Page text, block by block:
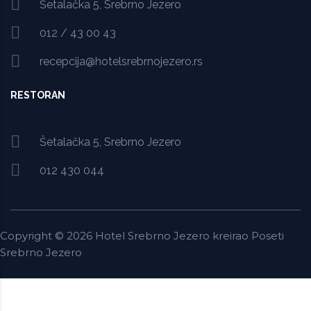
Šetalačka 5, Srebrno Jezero
012 / 43 00 43
recepcija@hotelsrebrnojezero.rs
RESTORAN
Šetalačka 5, Srebrno Jezero
012 430 044
Copyright © 2026 Hotel Srebrno Jezero kreirao Poseti
Srebrno Jezero